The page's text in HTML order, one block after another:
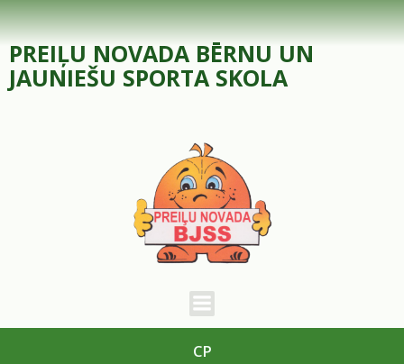
Skip
to
content
PREIĻU NOVADA BĒRNU UN
JAUNIEŠU SPORTA SKOLA
CP